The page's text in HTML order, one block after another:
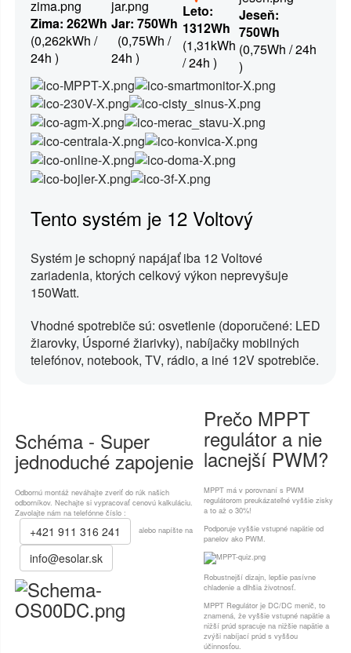
Zima: 262Wh
(0,262kWh /
24h )
Jar: 750Wh
(0,75Wh /
24h )
Leto:
1312Wh
(1,31kWh
/ 24h )
Jeseň:
750Wh
(0,75Wh / 24h
)
Tento systém je 12 Voltový
Systém je schopný napájať iba 12 Voltové
zariadenia, ktorých celkový výkon neprevyšuje
150Watt.
Vhodné spotrebiče sú: osvetlenie (doporučené: LED
žiarovky, Úsporné žiarivky), nabíjačky mobilných
telefónov, notebook, TV, rádio, a iné 12V spotrebiče.
Schéma - Super
jednoduché zapojenie
Odbornú montáž neváhajte zveriť do rúk našich
odborníkov. Nechajte si vypracovať cenovú kalkuláciu.
Zavolajte nám na telefónne číslo :
+421 911 316 241 alebo napíšte na
info@esolar.sk
Prečo MPPT
regulátor a nie
lacnejší PWM?
MPPT má v porovnaní s PWM
regulátorom preukázateľné vyššie zisky
a to až o 30%!
Podporuje vyššie vstupné napätie od
panelov ako PWM.
Robustnejší dizajn, lepšie pasívne
chladenie a dlhšia životnosť.
MPPT Regulátor je DC/DC menič, to
znamená, že vyššie vstupné napätie a
nižší prúd spracuje na nižšie napätie a
zvýši nabíjací prúd s vyššou
účinnosťou.